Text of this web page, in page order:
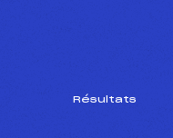
Résultats